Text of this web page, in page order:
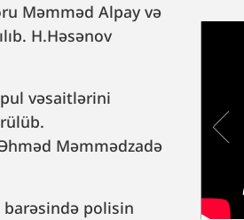
Məmməd Alpay və
H.Həsənov
vəsaitlərini
Məmmədzadə
polisin